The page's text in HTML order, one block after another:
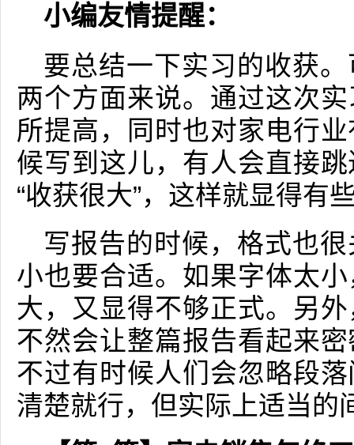
小编友情提醒：
要总结一下实习的收获
两个方面来说。通过这次
所提高，同时也对家电行
候写到这儿，有人会直接
“收获很大”，这样就显得有
写报告的时候，格式也
小也要合适。如果字体太
大，又显得不够正式。另
不然会让整篇报告看起来
不过有时候人们会忽略段
清楚就行，但实际上适当的